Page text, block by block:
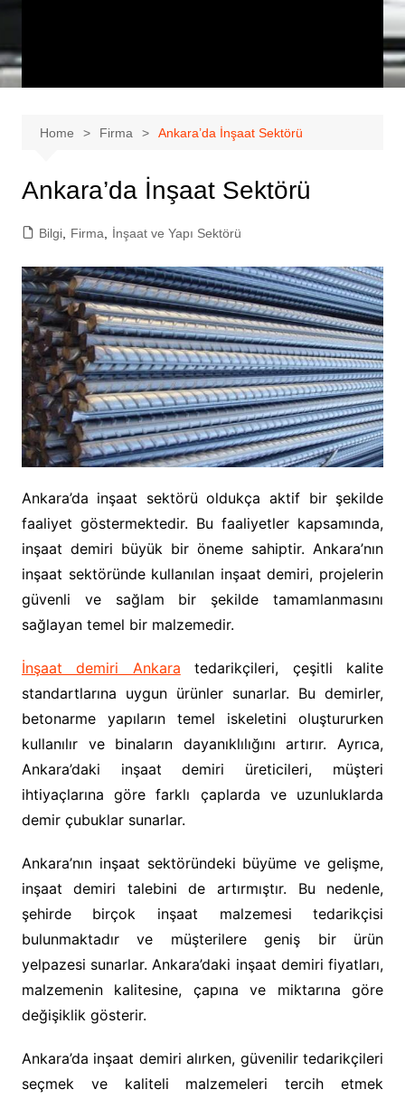
Home Firma Ankara’da İnşaat Sektörü
Ankara’da İnşaat Sektörü
Bilgi, Firma İnşaat ve Yapı Sektörü
Ankara’da inşaat sektörü oldukça aktif bir şekilde
faaliyet göstermektedir. Bu faaliyetler kapsamında,
inşaat demiri büyük bir öneme sahiptir. Ankara’nın
inşaat sektöründe kullanılan inşaat demiri, projelerin
güvenli ve sağlam bir şekilde tamamlanmasını
sağlayan temel bir malzemedir.
İnşaat demiri Ankara tedarikçileri, çeşitli kalite
standartlarına uygun ürünler sunarlar. Bu demirler,
betonarme yapıların temel iskeletini oluştururken
kullanılır ve binaların dayanıklılığını artırır. Ayrıca,
Ankara’daki inşaat demiri üreticileri, müşteri
ihtiyaçlarına göre farklı çaplarda ve uzunluklarda
demir çubuklar sunarlar.
Ankara’nın inşaat sektöründeki büyüme ve gelişme,
inşaat demiri talebini de artırmıştır. Bu nedenle,
şehirde birçok inşaat malzemesi tedarikçisi
bulunmaktadır ve müşterilere geniş bir ürün
yelpazesi sunarlar. Ankara’daki inşaat demiri fiyatları,
malzemenin kalitesine, çapına ve miktarına göre
değişiklik gösterir.
Ankara’da inşaat demiri alırken, güvenilir tedarikçileri
seçmek ve kaliteli malzemeleri tercih etmek